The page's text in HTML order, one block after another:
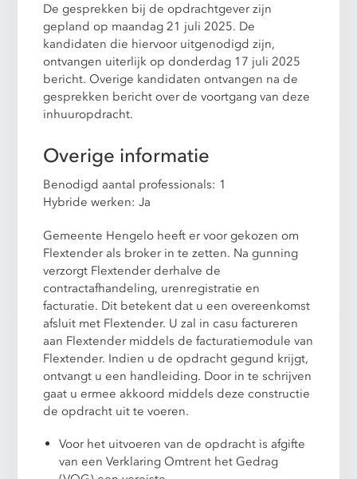
De gesprekken bij de opdrachtgever zijn
gepland op maandag 21 juli 2025. De
kandidaten die hiervoor uitgenodigd zijn,
ontvangen uiterlijk op donderdag 17 juli 2025
bericht. Overige kandidaten ontvangen na de
gesprekken bericht over de voortgang van deze
inhuuropdracht.
Overige informatie
Benodigd aantal professionals: 1
Hybride werken: Ja
Gemeente Hengelo heeft er voor gekozen om
Flextender als broker in te zetten. Na gunning
verzorgt Flextender derhalve de
contractafhandeling, urenregistratie en
facturatie. Dit betekent dat u een overeenkomst
afsluit met Flextender. U zal in casu factureren
aan Flextender middels de facturatiemodule van
Flextender. Indien u de opdracht gegund krijgt,
ontvangt u een handleiding. Door in te schrijven
gaat u ermee akkoord middels deze constructie
de opdracht uit te voeren.
Voor het uitvoeren van de opdracht is afgifte
van een Verklaring Omtrent het Gedrag